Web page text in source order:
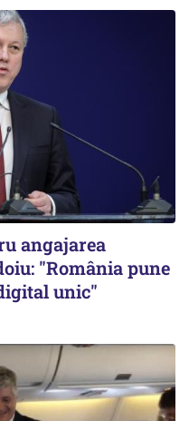
angajarea
"România pune
unic"